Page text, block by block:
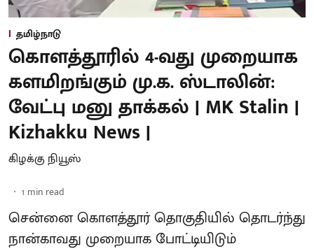
தமிழ்நாடு
கொளத்தூரில் 4-வது முறையாக
களமிறங்கும் மு.க. ஸ்டாலின்:
வேட்பு மனு தாக்கல் | MK Stalin |
Kizhakku News |
கிழக்கு நியூஸ்
1 min read
சென்னை கொளத்தூர் தொகுதியில் தொடர்ந்து
நான்காவது முறையாக போட்டியிடும்